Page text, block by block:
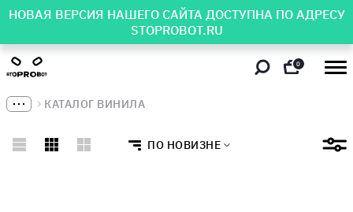
НОВАЯ ВЕРСИЯ НАШЕГО САЙТА ДОСТУПНА ПО АДРЕСУ
STOPROBOT.RU
0
КАТАЛОГ ВИНИЛА
ПО НОВИЗНЕ